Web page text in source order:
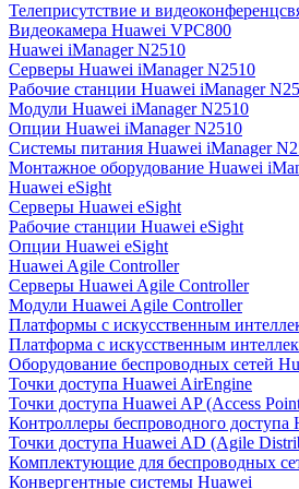
Телеприсутствие и
Видеокамера Huawei VPC800
Huawei iManager N2510
Серверы Huawei iManager N2510
Рабочие станции Huawei iManager
Модули Huawei iManager N2510
Опции Huawei iManager N2510
Системы питания Huawei iManager
Монтажное оборудование Huawei
Huawei eSight
Серверы Huawei eSight
Рабочие станции Huawei eSight
Опции Huawei eSight
Huawei Agile Controller
Серверы Huawei Agile Controller
Модули Huawei Agile Controller
Платформы с искусственным
Платформа с искусственным
Оборудование беспроводных сетей
Точки доступа Huawei AirEngine
Точки доступа Huawei AP (Access
Контроллеры беспроводного
Точки доступа Huawei AD (Agile
Комплектующие для беспроводных
Конвергентные системы Huawei